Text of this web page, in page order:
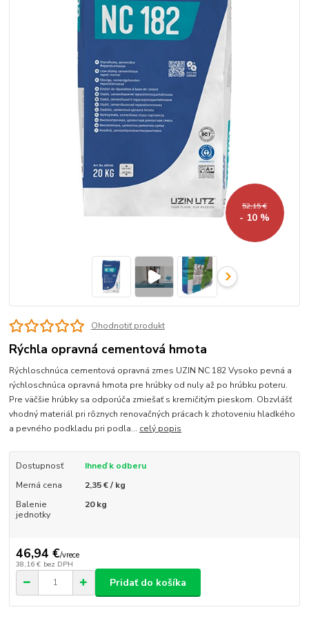
52,15 €
- 10 %
Ohodnotiť produkt
Rýchla opravná cementová hmota
Rýchloschnúca cementová opravná zmes UZIN NC 182 Vysoko pevná a
rýchloschnúca opravná hmota pre hrúbky od nuly až po hrúbku poteru.
Pre väčšie hrúbky sa odporúča zmiešať s kremičitým pieskom. Obzvlášť
vhodný materiál pri rôznych renovačných prácach k zhotoveniu hladkého
a pevného podkladu pri podla... celý popis
Dostupnosť
Ihneď k odberu
Merná cena
2,35 € / kg
Balenie
jednotky
20 kg
46,94 €/vrece
38,16 € bez DPH
Pridať do košíka